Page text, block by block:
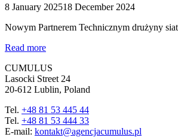
8 January 202518 December 2024
Nowym Partnerem Technicznym drużyny
Read more
CUMULUS
Lasocki Street 24
20-612 Lublin, Poland
Tel. +48 81 53 445 44
Tel. +48 81 53 444 33
E-mail: kontakt@agencjacumulus.pl